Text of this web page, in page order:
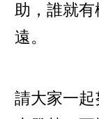
助，誰就
遠。
請大家一